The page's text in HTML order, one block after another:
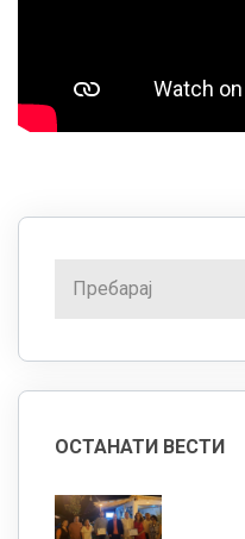
ОСТАНАТИ ВЕСТИ